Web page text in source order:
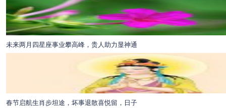
未来两月四星座事业攀高峰，贵人助力显神通
春节启航生肖步坦途，坏事退散喜悦留，日子